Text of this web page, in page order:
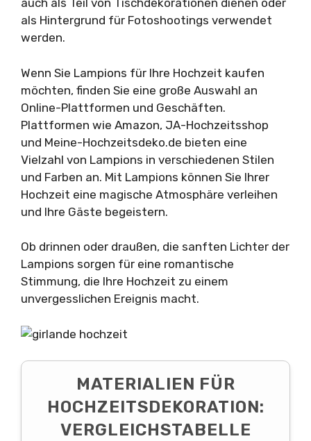
auch als Teil von Tischdekorationen dienen oder
als Hintergrund für Fotoshootings verwendet
werden.
Wenn Sie Lampions für Ihre Hochzeit kaufen
möchten, finden Sie eine große Auswahl an
Online-Plattformen und Geschäften.
Plattformen wie Amazon, JA-Hochzeitsshop
und Meine-Hochzeitsdeko.de bieten eine
Vielzahl von Lampions in verschiedenen Stilen
und Farben an. Mit Lampions können Sie Ihrer
Hochzeit eine magische Atmosphäre verleihen
und Ihre Gäste begeistern.
Ob drinnen oder draußen, die sanften Lichter der
Lampions sorgen für eine romantische
Stimmung, die Ihre Hochzeit zu einem
unvergesslichen Ereignis macht.
MATERIALIEN FÜR
HOCHZEITSDEKORATION:
VERGLEICHSTABELLE